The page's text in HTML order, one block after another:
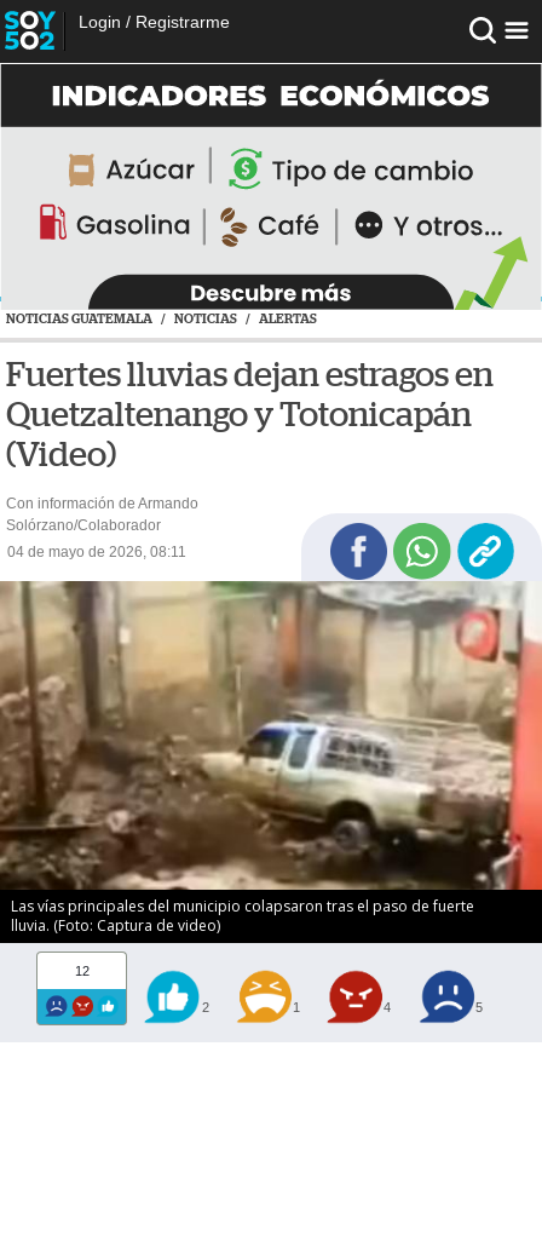
Login / Registrarme
NOTICIAS GUATEMALA / NOTICIAS / ALERTAS
Fuertes lluvias dejan estragos en
Quetzaltenango y Totonicapán
(Video)
Con información de Armando
Solórzano/Colaborador
04 de mayo de 2026, 08:11
Las vías principales del municipio colapsaron tras el paso de fuerte
lluvia. (Foto: Captura de video)
12
2 1 4 5